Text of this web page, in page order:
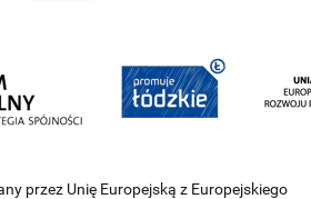
przez Unię Europejską z Europejskiego